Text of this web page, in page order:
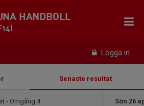
Logga in
HANDBOLL
Senaste resultat
- Omgång 4 Sön 26